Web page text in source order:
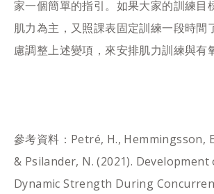
家一個簡單的指引。如果大家的訓練目
肌力為主，又照課表固定訓練一段時間
慮調整上述變項，來安排肌力訓練與有
參考資料：Petré, H., Hemmingsson,
& Psilander, N. (2021). Development
Dynamic Strength During